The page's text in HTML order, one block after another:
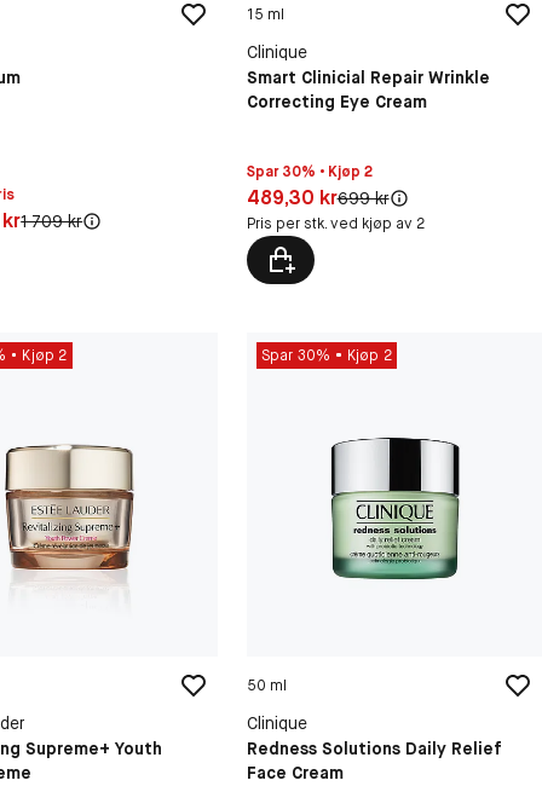
kr
Original pris:
1 709 kr
15 ml
Clinique
Smart Clinicial Repair Wrinkle
Correcting Eye Cream
Spar 30% • Kjøp 2
Pris: 489,30 kr
489,30 krOriginal pris:
699 kr
Pris per stk. ved kjøp av 2
Kjøp 2
Supreme+ Youth
Spar 30% Kjøp 2
50 ml
Clinique
Redness Solutions Daily Relief
Face Cream